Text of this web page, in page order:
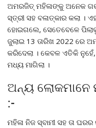
ଅମରଜିତ୍ ମହିଳାଙ୍କୁ ଅନେକ
ସ୍ତ୍ରୀ ସହ ବଳାତ୍କାର କଲା ।
ହୋଇଗଲେ, ସେତେବେଳେ
ଜୁଲାଇ 13 ତାରିଖ 2022 ରେ
କରିଦେଲା । କେବଳ ଏତିକି
ମଧ୍ୟ ମାଗିଲା ।
ଅନ୍ୟ ଲୋକମାନେ
:-
ମହିଳା ନିଜ ସ୍ବାମୀ ସହ ତା